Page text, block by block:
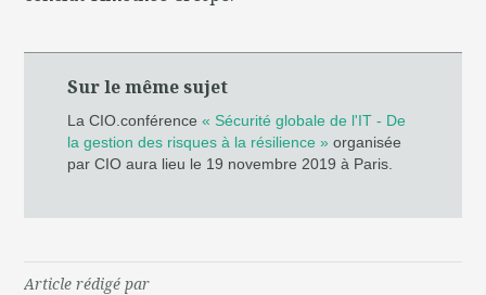
Sur le même sujet
La CIO.conférence« Sécurité globale de l'IT - De
la gestion des risques à la résilience » organisée
par CIO aura lieu le 19 novembre 2019 à Paris.
Article rédigé par